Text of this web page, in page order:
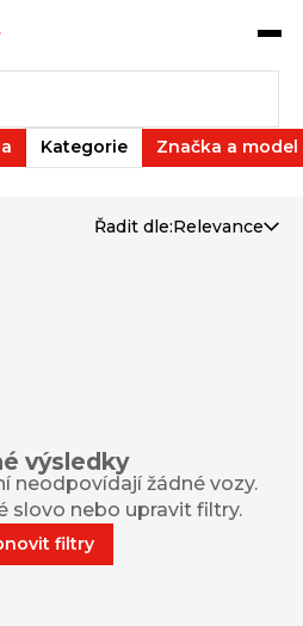
Kategorie Značka a model
Řadit dle:Relevance
výsledky
neodpovídají žádné vozy.
slovo nebo upravit filtry.
filtry